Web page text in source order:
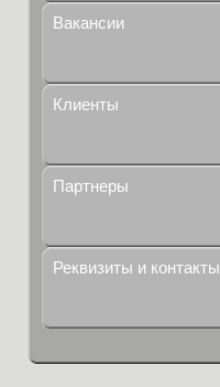
Вакансии
Клиенты
Партнеры
Реквизиты и контакты